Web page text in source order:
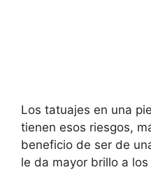
Los tatuajes en una
tienen esos riesgos,
beneficio de ser de
le da mayor brillo a